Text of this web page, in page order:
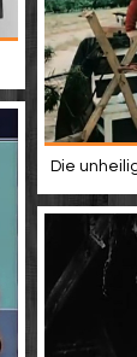
Die